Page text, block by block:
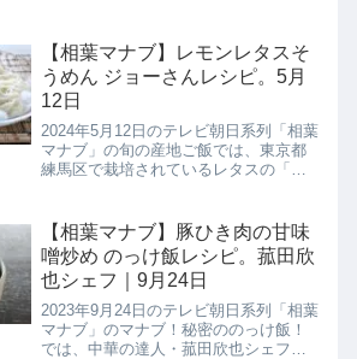
す。和食の定番である筑前煮を食材の
使い方で極上に仕上げ！ワンラ...
【相葉マナブ】レモンレタスそ
うめん ジョーさんレシピ。5月
12日
2024年5月12日のテレビ朝日系列「相葉
マナブ」の旬の産地ご飯では、東京都
練馬区で栽培されているレタスの「パ
のレタスレシピを学んでいました。相
葉くんたちが作り上げた【レモ...
【相葉マナブ】豚ひき肉の甘味
噌炒め のっけ飯レシピ。菰田欣
也シェフ｜9月24日
2023年9月24日のテレビ朝日系列「相葉
マナブ」のマナブ！秘密ののっけ飯！
では、中華の達人・菰田欣也シェフが